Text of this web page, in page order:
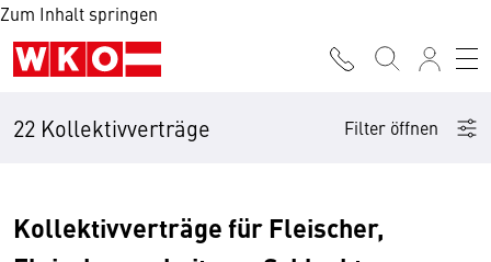
Zum Inhalt springen
22 Kollektivverträge Filter öffnen
Kollektivverträge für Fleischer,